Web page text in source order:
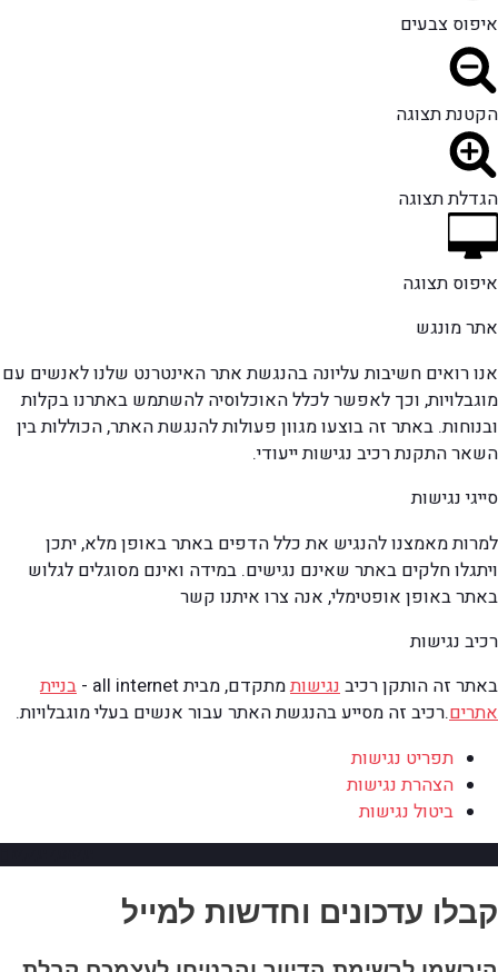
איפוס צבעים
הקטנת תצוגה
הגדלת תצוגה
איפוס תצוגה
אתר מונגש
אנו רואים חשיבות עליונה בהנגשת אתר האינטרנט שלנו לאנשים עם
מוגבלויות, וכך לאפשר לכלל האוכלוסיה להשתמש באתרנו בקלות
ובנוחות. באתר זה בוצעו מגוון פעולות להנגשת האתר, הכוללות בין
השאר התקנת רכיב נגישות ייעודי.
סייגי נגישות
למרות מאמצנו להנגיש את כלל הדפים באתר באופן מלא, יתכן
ויתגלו חלקים באתר שאינם נגישים. במידה ואינם מסוגלים לגלוש
באתר באופן אופטימלי, אנה צרו איתנו קשר
רכיב נגישות
באתר זה הותקן רכיבנגישותמתקדם, מבית all internet -
בניית
אתרים.רכיב זה מסייע בהנגשת האתר עבור אנשים בעלי מוגבלויות.
תפריט נגישות
הצהרת נגישות
ביטול נגישות
קבלו עדכונים וחדשות למייל